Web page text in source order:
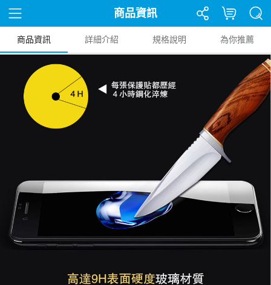
商品資訊
商品資訊 詳細介紹 規格說明 為你推薦